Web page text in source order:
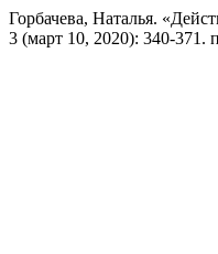
Горбачева, Наталья.
3 (март 10, 2020): 340-371.